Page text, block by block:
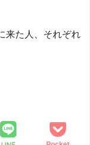
来た人、それぞれ